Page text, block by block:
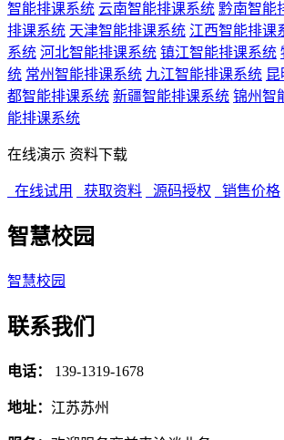
智能排课系统 云南智能排课系统 黔南智能
排课系统 天津智能排课系统 江西智能排课
系统 河北智能排课系统 镇江智能排课系统
统 常州智能排课系统 九江智能排课系统
都智能排课系统 新疆智能排课系统 锦州智
能排课系统
在线演示 资料下载
在线试用 获取资料 源码授权 销售价格
智慧校园
智慧校园
联系我们
电话： 139-1319-1678
地址： 江苏苏州